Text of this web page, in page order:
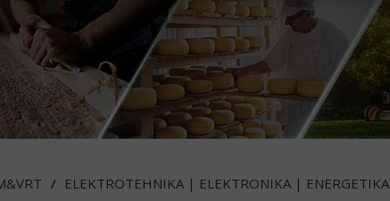
ELEKTROTEHNIKA | ELEKTRONIKA | ENERGETIKA